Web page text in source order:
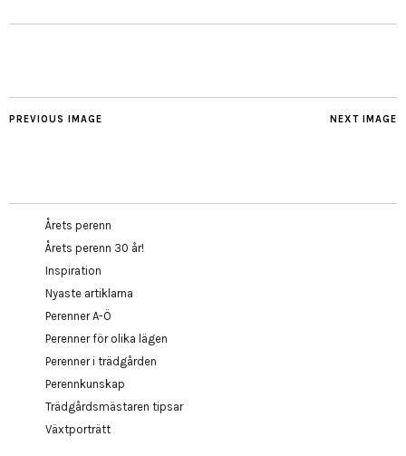
NEXT IMAGE
PREVIOUS IMAGE
Årets perenn
Årets perenn 30 år!
Inspiration
Nyaste artiklarna
Perenner A-Ö
Perenner för olika lägen
Perenner i trädgården
Perennkunskap
Trädgårdsmästaren tipsar
Växtporträtt